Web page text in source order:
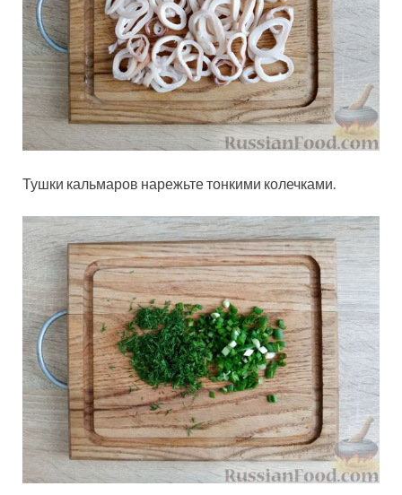
Тушки кальмаров нарежьте тонкими колечками.